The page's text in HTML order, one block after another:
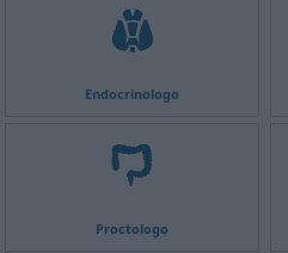
Endocrinologo
Proctologo